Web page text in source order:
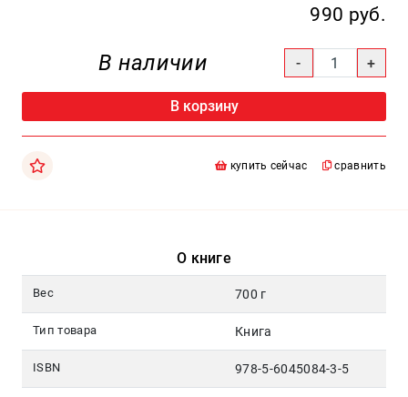
990 руб.
В наличии
В корзину
купить сейчас сравнить
О книге
Вес 700 г
Тип товара Книга
ISBN 978-5-6045084-3-5
Москва
magazin.ru